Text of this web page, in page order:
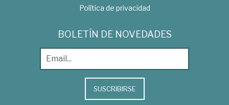
Política de privacidad
BOLETÍN DE NOVEDADES
SUSCRIBIRSE